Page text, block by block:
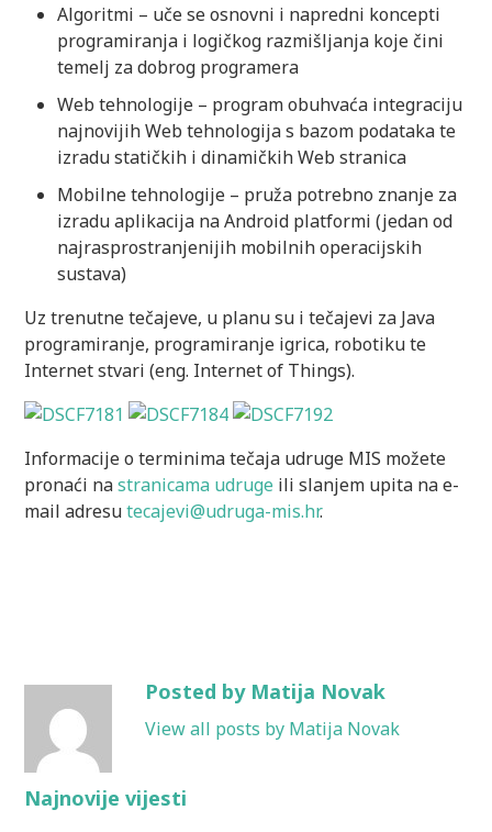
Algoritmi – uče se osnovni i napredni koncepti
programiranja i logičkog razmišljanja koje čini
temelj za dobrog programera
Web tehnologije – program obuhvaća integraciju
najnovijih Web tehnologija s bazom podataka te
izradu statičkih i dinamičkih Web stranica
Mobilne tehnologije – pruža potrebno znanje za
izradu aplikacija na Android platformi (jedan od
najrasprostranjenijih mobilnih operacijskih
sustava)
Uz trenutne tečajeve, u planu su i tečajevi za Java
programiranje, programiranje igrica, robotiku te
Internet stvari (eng. Internet of Things).
Informacije o terminima tečaja udruge MIS možete
pronaći nastranicama udruge ili slanjem upita na e-
mail adresutecajevi@udruga-mis.hr.
Posted by Matija Novak
View all posts by Matija Novak
Najnovije vijesti